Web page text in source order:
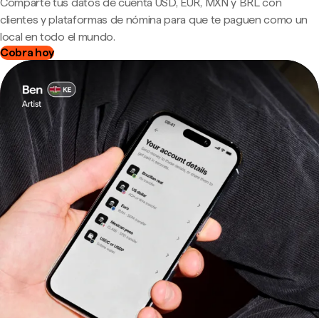
clientes y plataformas de nómina para que te paguen como un
local en todo el mundo.
Cobra hoy